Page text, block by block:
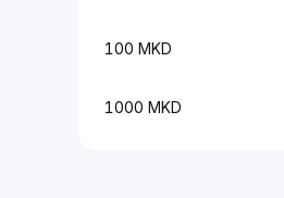
100 MKD
1000 MKD